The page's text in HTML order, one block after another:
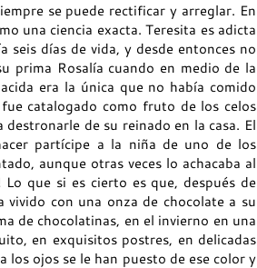
se puede rectificar y arreglar. En
una ciencia exacta. Teresita es adicta
seis días de vida, y desde entonces no
prima Rosalía cuando en medio de la
era la única que no había comido
catalogado como fruto de los celos
de su reinado en la casa. El
partícipe a la niña de uno de los
aunque otras veces lo achacaba al
que si es cierto es que, después de
vivido con una onza de chocolate a su
de chocolatinas, en el invierno en una
en exquisitos postres, en delicadas
ojos se le han puesto de ese color y